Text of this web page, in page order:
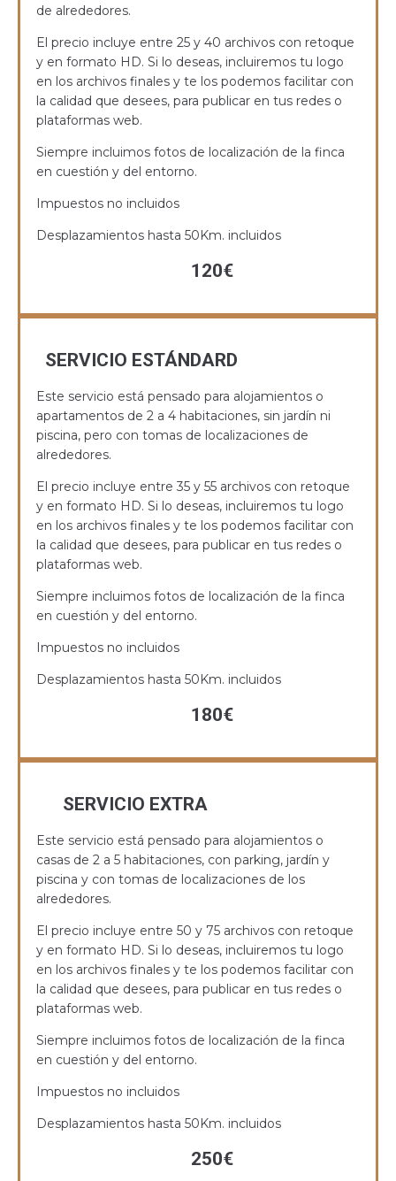
de alrededores.
El precio incluye entre 25 y 40 archivos con retoque
y en formato HD. Si lo deseas, incluiremos tu logo
en los archivos finales y te los podemos facilitar con
la calidad que desees, para publicar en tus redes o
plataformas web.
Siempre incluimos fotos de localización de la finca
en cuestión y del entorno.
Impuestos no incluidos
Desplazamientos hasta 50Km. incluidos
120€
SERVICIO ESTÁNDARD
Este servicio está pensado para alojamientos o
apartamentos de 2 a 4 habitaciones, sin jardín ni
piscina, pero con tomas de localizaciones de
alrededores.
El precio incluye entre 35 y 55 archivos con retoque
y en formato HD. Si lo deseas, incluiremos tu logo
en los archivos finales y te los podemos facilitar con
la calidad que desees, para publicar en tus redes o
plataformas web.
Siempre incluimos fotos de localización de la finca
en cuestión y del entorno.
Impuestos no incluidos
Desplazamientos hasta 50Km. incluidos
180€
SERVICIO EXTRA
Este servicio está pensado para alojamientos o
casas de 2 a 5 habitaciones, con parking, jardín y
piscina y con tomas de localizaciones de los
alrededores.
El precio incluye entre 50 y 75 archivos con retoque
y en formato HD. Si lo deseas, incluiremos tu logo
en los archivos finales y te los podemos facilitar con
la calidad que desees, para publicar en tus redes o
plataformas web.
Siempre incluimos fotos de localización de la finca
en cuestión y del entorno.
Impuestos no incluidos
Desplazamientos hasta 50Km. incluidos
250€